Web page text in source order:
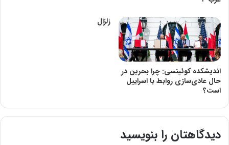
اندیشکده کوئینسی: چرا بحرین در
حال عادی‌سازی روابط با اسراییل
است؟
زلزال
دیدگاهتان را بنویسید